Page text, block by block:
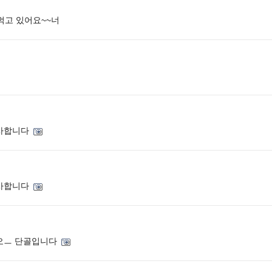
고 있어요~~너
합니다
합니다
ㅡ 단골입니다